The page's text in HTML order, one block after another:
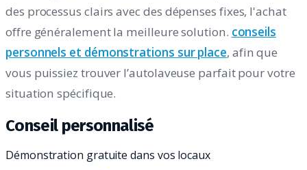
des processus clairs avec des dépenses fixes, l'achat
offre généralement la meilleure solution. conseils
personnels et démonstrations sur place, afin que
vous puissiez trouver l’autolaveuse parfait pour votre
situation spécifique.
Conseil personnalisé
Démonstration gratuite dans vos locaux